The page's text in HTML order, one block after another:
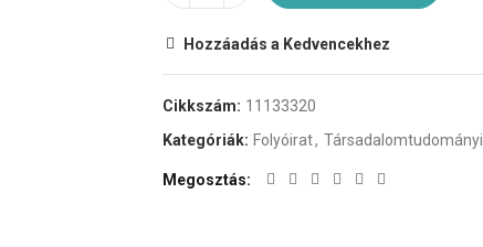
Hozzáadás a Kedvencekhez
Cikkszám: 11133320
Kategóriák: Folyóirat, Társadalomtudományi
Megosztás